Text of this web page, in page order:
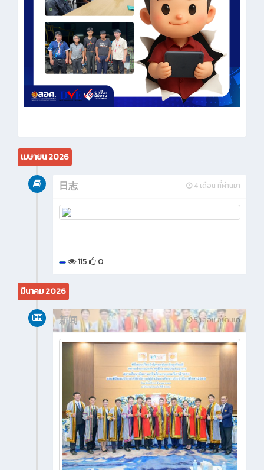
เมษายน 2026
4 เดือน ที่ผ่านมา
日志
115 0
มีนาคม 2026
5 เดือน ที่ผ่านมา
新闻